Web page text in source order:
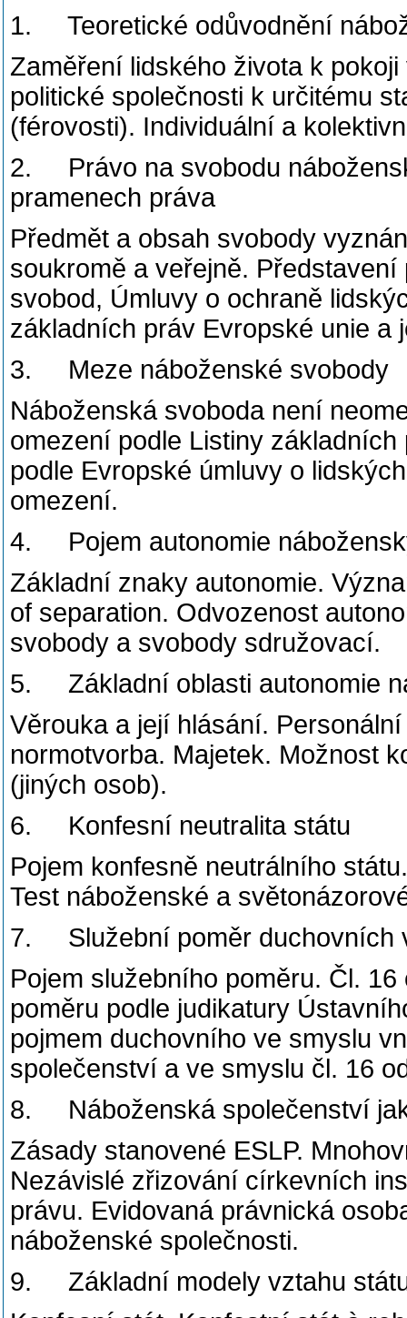
1. Teoretické odůvodnění
Zaměření lidského života k
politické společnosti k určitému
(férovosti). Individuální a
2. Právo na svobodu
pramenech práva
Předmět a obsah svobody
soukromě a veřejně.
svobod, Úmluvy o ochraně
základních práv Evropské unie a
3. Meze náboženské svobody
Náboženská svoboda není
omezení podle Listiny
podle Evropské úmluvy o
omezení.
4. Pojem autonomie
Základní znaky autonomie.
of separation. Odvozenost
svobody a svobody sdružovací.
5. Základní oblasti autonomie
Věrouka a její hlásání.
normotvorba. Majetek. Možnost
(jiných osob).
6. Konfesní neutralita státu
Pojem konfesně neutrálního
Test náboženské a
7. Služební poměr duchovních
Pojem služebního poměru. Čl.
poměru podle judikatury
pojmem duchovního ve smyslu
společenství a ve smyslu čl. 16
8. Náboženská společenství
Zásady stanovené ESLP.
Nezávislé zřizování církevních
právu. Evidovaná právnická
náboženské společnosti.
9. Základní modely vztahu